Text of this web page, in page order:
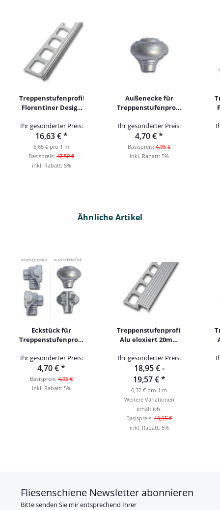
Treppenstufenprofil
Florentiner Design
11mm 250cm
Ihr gesonderter Preis:
16,63 €*
6,65 € pro 1 m
Basispreis: 17,50 €
inkl. Rabatt: 5%
Außenecke für
Treppenstufenprofil
Design 11mm
Ihr gesonderter Preis:
4,70 €*
Basispreis: 4,95 €
inkl. Rabatt: 5%
Ähnliche Artikel
Eckstück für
Treppenstufenprofil
Design
Ihr gesonderter Preis:
4,70 €*
Basispreis: 4,95 €
inkl. Rabatt: 5%
Treppenstufenprofil
Alu eloxiert 20mm
Ihr gesonderter Preis:
18,95 € -
19,57 €*
6,32 € pro 1 m
Weitere Variationen
erhältlich.
Basispreis: 19,95 €
inkl. Rabatt: 5%
Fliesenschiene Newsletter abonnieren
Bitte senden Sie mir entsprechend Ihrer